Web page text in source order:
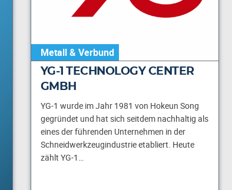
Metall & Verbund
YG-1 TECHNOLOGY CENTER
GMBH
YG-1 wurde im Jahr 1981 von Hokeun Song
gegründet und hat sich seitdem nachhaltig als
eines der führenden Unternehmen in der
Schneidwerkzeugindustrie etabliert. Heute
zählt YG-1…